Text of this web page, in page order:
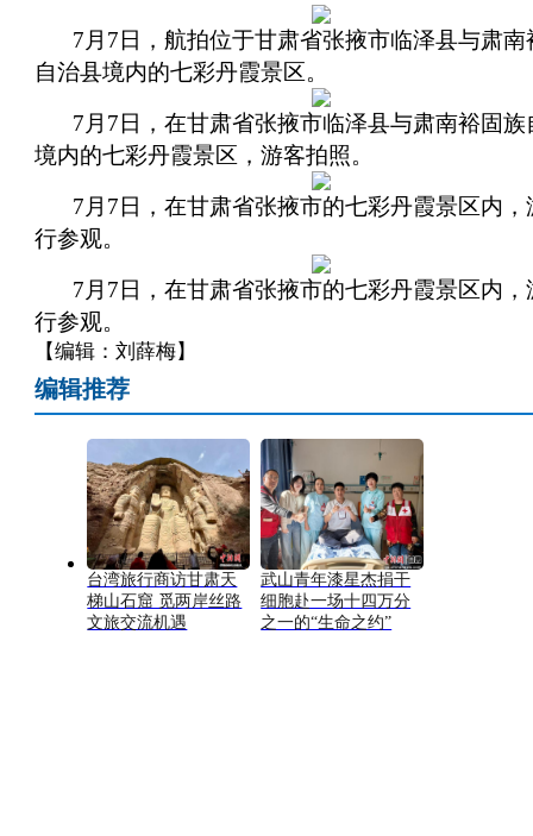
7月7日，航拍位于甘肃省张掖市临泽县与肃南
自治县境内的七彩丹霞景区。
7月7日，在甘肃省张掖市临泽县与肃南裕固族
境内的七彩丹霞景区，游客拍照。
7月7日，在甘肃省张掖市的七彩丹霞景区内，
行参观。
7月7日，在甘肃省张掖市的七彩丹霞景区内，
行参观。
【编辑：刘薛梅】
编辑推荐
台湾旅行商访甘肃天
梯山石窟 觅两岸丝路
文旅交流机遇
武山青年漆星杰捐干
细胞赴一场十四万分
之一的“生命之约”